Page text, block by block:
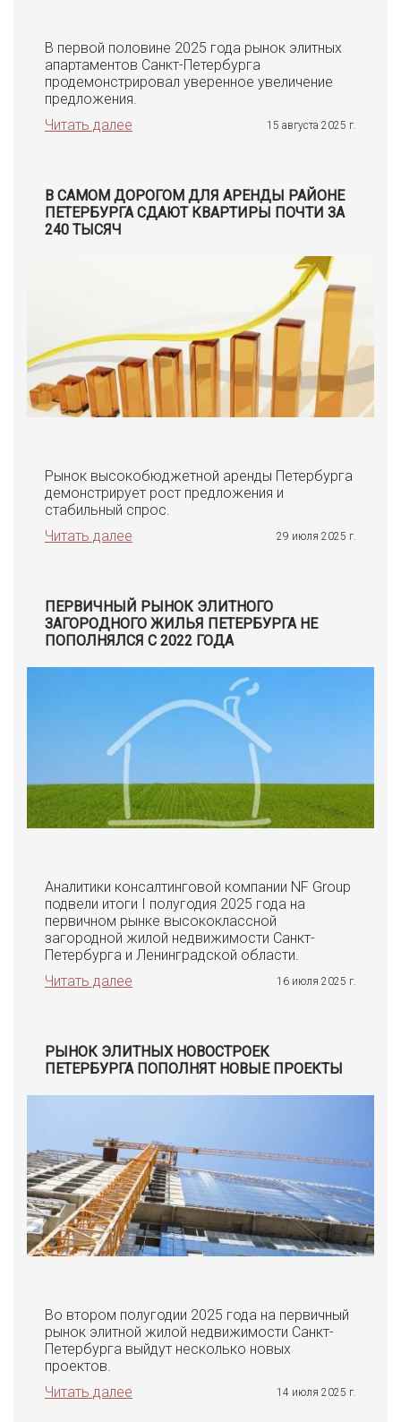
В первой половине 2025 года рынок элитных
апартаментов Санкт-Петербурга
продемонстрировал уверенное увеличение
предложения.
Читать далее
15 августа 2025 г.
В САМОМ ДОРОГОМ ДЛЯ АРЕНДЫ РАЙОНЕ
ПЕТЕРБУРГА СДАЮТ КВАРТИРЫ ПОЧТИ ЗА
240 ТЫСЯЧ
Рынок высокобюджетной аренды Петербурга
демонстрирует рост предложения и
стабильный спрос.
Читать далее
29 июля 2025 г.
ПЕРВИЧНЫЙ РЫНОК ЭЛИТНОГО
ЗАГОРОДНОГО ЖИЛЬЯ ПЕТЕРБУРГА НЕ
ПОПОЛНЯЛСЯ С 2022 ГОДА
Аналитики консалтинговой компании NF Group
подвели итоги I полугодия 2025 года на
первичном рынке высококлассной
загородной жилой недвижимости Санкт-
Петербурга и Ленинградской области.
Читать далее
16 июля 2025 г.
РЫНОК ЭЛИТНЫХ НОВОСТРОЕК
ПЕТЕРБУРГА ПОПОЛНЯТ НОВЫЕ ПРОЕКТЫ
Во втором полугодии 2025 года на первичный
рынок элитной жилой недвижимости Санкт-
Петербурга выйдут несколько новых
проектов.
Читать далее
14 июля 2025 г.